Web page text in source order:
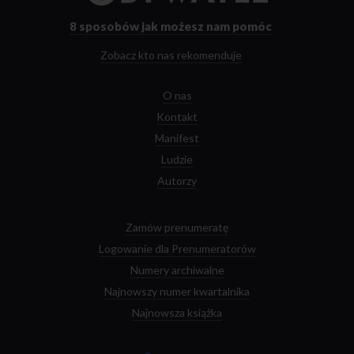
8 sposobów jak możesz nam pomóc
Zobacz kto nas rekomenduje
O nas
Kontakt
Manifest
Ludzie
Autorzy
Zamów prenumeratę
Logowanie dla Prenumeratorów
Numery archiwalne
Najnowszy numer kwartalnika
Najnowsza książka